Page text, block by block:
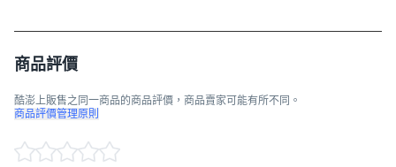
商品評價
酷澎上販售之同一商品的商品評價，商品賣家可能有所不同。
商品評價管理原則